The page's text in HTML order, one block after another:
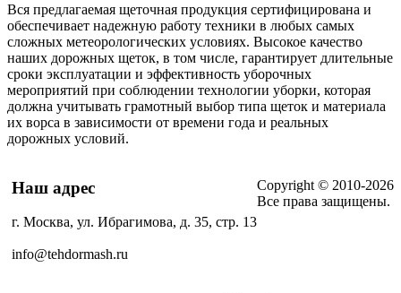
Вся предлагаемая щеточная продукция сертифицирована и
обеспечивает надежную работу техники в любых самых
сложных метеорологических условиях. Высокое качество
наших дорожных щеток, в том числе, гарантирует длительные
сроки эксплуатации и эффективность уборочных
мероприятий при соблюдении технологии уборки, которая
должна учитывать грамотный выбор типа щеток и материала
их ворса в зависимости от времени года и реальных
дорожных условий.
Copyright © 2010-2026
Все права защищены.
Наш адрес
г. Москва, ул. Ибрагимова, д. 35, стр. 13
info@tehdormash.ru